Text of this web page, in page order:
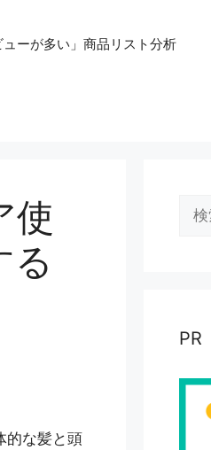
ーが多い」商品リスト分析
使
る
的な髪と頭
索:
PR